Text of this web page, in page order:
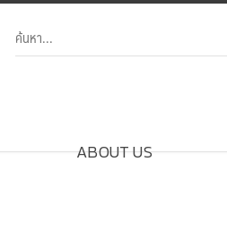
ABOUT US